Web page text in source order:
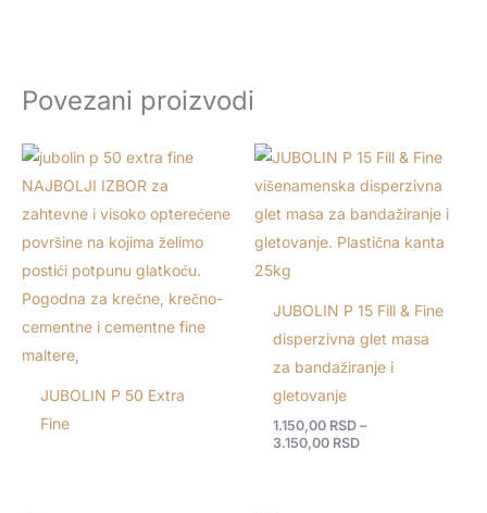
Povezani proizvodi
JUBOLIN P 50 Extra
Fine
JUBOLIN P 15 Fill & Fine
disperzivna glet masa
za bandažiranje i
gletovanje
1.150,00 RSD –
3.150,00 RSD
Raspon
cena:
od
do
3.150,00 RSD